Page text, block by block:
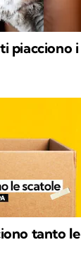
piacciono i
tanto le